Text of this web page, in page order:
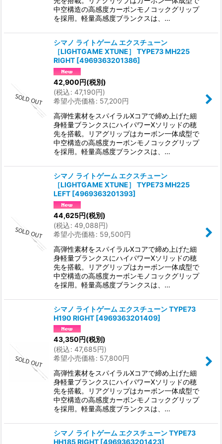
中空構造の高感度カーボンモノコックグリップ
を採用。軽量高感度ブランクスは、…
シマノ ライトゲーム エクスチューン
［LIGHTGAME XTUNE］ TYPE73 MH225
RIGHT [4969363201386]
42,900円(税別)
(税込: 47,190円)
希望小売価格: 57,200円
高弾性素材をスパイラルXコアで締め上げた細
身軽量ブランクスにハイパワーXソリッドの穂
先を搭載。リアグリップはカーボン一体成型で
中空構造の高感度カーボンモノコックグリップ
を採用。軽量高感度ブランクスは、…
シマノ ライトゲーム エクスチューン
［LIGHTGAME XTUNE］ TYPE73 MH225
LEFT [4969363201393]
44,625円(税別)
(税込: 49,088円)
希望小売価格: 59,500円
高弾性素材をスパイラルXコアで締め上げた細
身軽量ブランクスにハイパワーXソリッドの穂
先を搭載。リアグリップはカーボン一体成型で
中空構造の高感度カーボンモノコックグリップ
を採用。軽量高感度ブランクスは、…
シマノ ライトゲーム エクスチューン TYPE73
H190 RIGHT [4969363201409]
43,350円(税別)
(税込: 47,685円)
希望小売価格: 57,800円
高弾性素材をスパイラルXコアで締め上げた細
身軽量ブランクスにハイパワーXソリッドの穂
先を搭載。リアグリップはカーボン一体成型で
中空構造の高感度カーボンモノコックグリップ
を採用。軽量高感度ブランクスは、…
シマノ ライトゲーム エクスチューン TYPE73
HH185 RIGHT [4969363201423]